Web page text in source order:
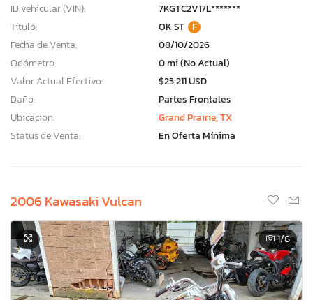
ID vehicular (VIN):
7KGTC2V17L*******
Título:
OK ST F
Fecha de Venta:
08/10/2026
Odómetro:
0 mi (No Actual)
Valor Actual Efectivo:
$25,211 USD
Daño:
Partes Frontales
Ubicación:
Grand Prairie, TX
Status de Venta:
En Oferta Mínima
2006 Kawasaki Vulcan
1/8